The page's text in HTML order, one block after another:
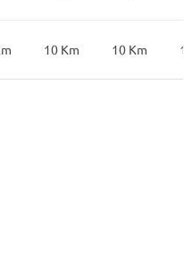
10 Km 10 Km